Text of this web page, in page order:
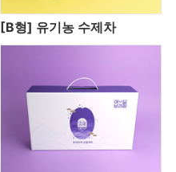
[B형] 유기농 수제차